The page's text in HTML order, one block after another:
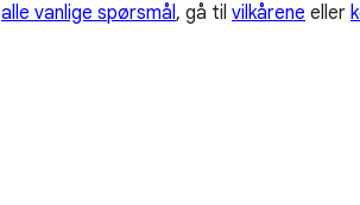
alle vanlige spørsmål, gå til vilkårene eller